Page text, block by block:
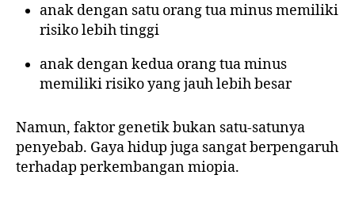
anak dengan satu orang tua minus memiliki
risiko lebih tinggi
anak dengan kedua orang tua minus
memiliki risiko yang jauh lebih besar
Namun, faktor genetik bukan satu-satunya
penyebab. Gaya hidup juga sangat berpengaruh
terhadap perkembangan miopia.